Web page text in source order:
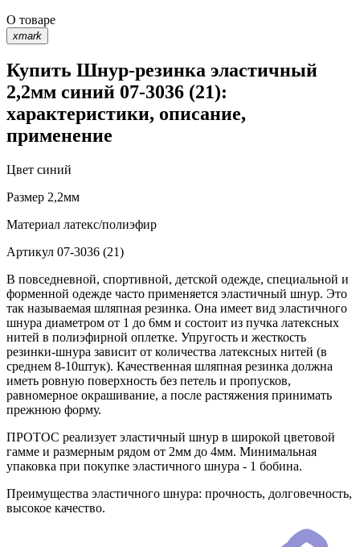
О товаре
xmark
Купить Шнур-резинка эластичный
2,2мм синий 07-3036 (21):
характеристики, описание,
применение
Цвет синий
Размер 2,2мм
Материал латекс/полиэфир
Артикул 07-3036 (21)
В повседневной, спортивной, детской одежде, специальной и
форменной одежде часто применяется эластичный шнур. Это
так называемая шляпная резинка. Она имеет вид эластичного
шнура диаметром от 1 до 6мм и состоит из пучка латексных
нитей в полиэфирной оплетке. Упругость и жесткость
резинки-шнура зависит от количества латексных нитей (в
среднем 8-10штук). Качественная шляпная резинка должна
иметь ровную поверхность без петель и пропусков,
равномерное окрашивание, а после растяжения принимать
прежнюю форму.
ПРОТОС реализует эластичный шнур в широкой цветовой
гамме и размерным рядом от 2мм до 4мм. Минимальная
упаковка при покупке эластичного шнура - 1 бобина.
Преимущества эластичного шнура: прочность, долговечность,
высокое качество.